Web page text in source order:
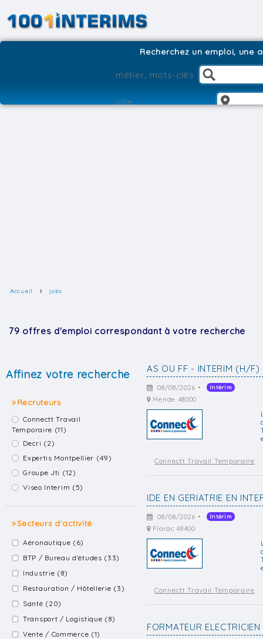
Recherchez un emploi, une
Accueil jobs
79 offres d'emploi correspondant à votre recherche
Affinez votre recherche
Recruteurs
Connectt Travail
Temporaire (11)
Decri (2)
Expertis Montpellier (49)
Groupe Jti (12)
Viseo Interim (5)
Secteurs d'activité
Aéronautique (6)
BTP / Bureau d'études (33)
Industrie (8)
Restauration / Hôtellerie (3)
Santé (20)
Transport / Logistique (8)
Vente / Commerce (1)
AS OU FF - INTERIM (H/F)
08/08/2026 • Intérim
Mende 48000
Connectt Travail Temporaire
IDE EN GERIATRIE EN
08/08/2026 • Intérim
Florac 48400
Connectt Travail Temporaire
FORMATEUR